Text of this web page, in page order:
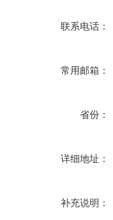
联系电话：
常用邮箱：
省份：
详细地址：
补充说明：